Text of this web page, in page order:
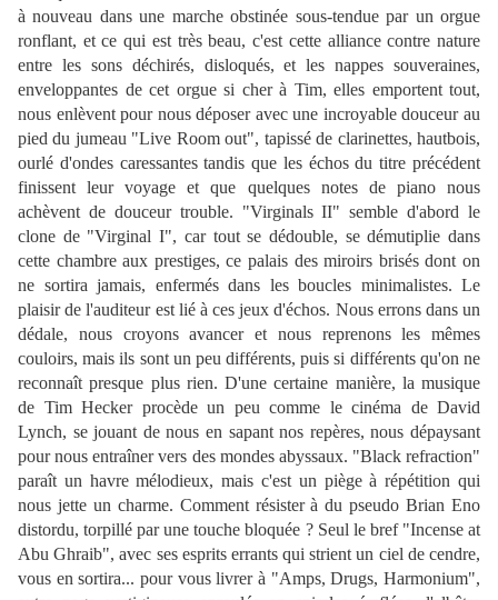
à nouveau dans une marche obstinée sous-tendue par un orgue
ronflant, et ce qui est très beau, c'est cette alliance contre nature
entre les sons déchirés, disloqués, et les nappes souveraines,
enveloppantes de cet orgue si cher à Tim, elles emportent tout,
nous enlèvent pour nous déposer avec une incroyable douceur au
pied du jumeau "Live Room out", tapissé de clarinettes, hautbois,
ourlé d'ondes caressantes tandis que les échos du titre précédent
finissent leur voyage et que quelques notes de piano nous
achèvent de douceur trouble. "Virginals II" semble d'abord le
clone de "Virginal I", car tout se dédouble, se démutiplie dans
cette chambre aux prestiges, ce palais des miroirs brisés dont on
ne sortira jamais, enfermés dans les boucles minimalistes. Le
plaisir de l'auditeur est lié à ces jeux d'échos. Nous errons dans un
dédale, nous croyons avancer et nous reprenons les mêmes
couloirs, mais ils sont un peu différents, puis si différents qu'on ne
reconnaît presque plus rien. D'une certaine manière, la musique
de Tim Hecker procède un peu comme le cinéma de David
Lynch, se jouant de nous en sapant nos repères, nous dépaysant
pour nous entraîner vers des mondes abyssaux. "Black refraction"
paraît un havre mélodieux, mais c'est un piège à répétition qui
nous jette un charme. Comment résister à du pseudo Brian Eno
distordu, torpillé par une touche bloquée ? Seul le bref "Incense at
Abu Ghraib", avec ses esprits errants qui strient un ciel de cendre,
vous en sortira... pour vous livrer à "Amps, Drugs, Harmonium",